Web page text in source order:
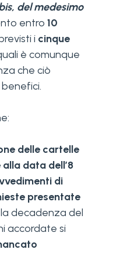
del medesimo
entro 10
i cinque
è comunque
che ciò
delle cartelle
data dell’8
di
presentate
la decadenza del
accordate si